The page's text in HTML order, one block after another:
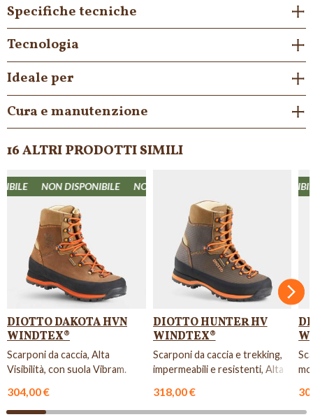
Specifiche tecniche
Tecnologia
Ideale per
Cura e manutenzione
16 ALTRI PRODOTTI SIMILI
NON DISPONIBILE NON DISPONIBILE
DIOTTO DAKOTA HVN
WINDTEX®
Scarponi da caccia, Alta
Visibilità, con suola Vibram.
304,00 €
DIOTTO HUNTER HV
WINDTEX®
Scarponi da caccia e trekking,
impermeabili e resistenti, Alta
318,00 €
NON DISPONIBILE NON DISPONIBILE NON DISPONIBILE